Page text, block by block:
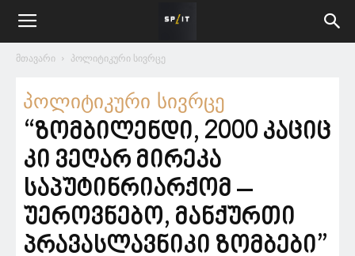
მთავარი პოლიტიკური სივრცე
პოლიტიკური სივრცე
“ზომბილენდი, 2000 კაციც
კი ვეღარ მირეკა
საპუტინრიარქომ –
უეროვნებო, მანქურთი
პრავასლავნიკი ზომბები”